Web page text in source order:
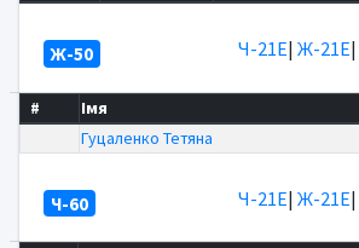
Ж-50 Ч-21Е| Ж-21Е|
# Імя
Гуцаленко Тетяна
Ч-60 Ч-21Е| Ж-21Е|